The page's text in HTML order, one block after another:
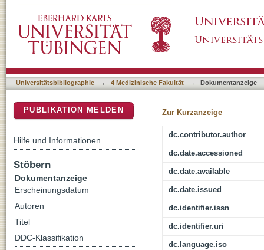
Universitätsbibliographie → 4 Medizinische Fakultät → Dokumentanzeige
Zur Kurzanzeige
dc.contributor.author
dc.date.accessioned
dc.date.available
dc.date.issued
dc.identifier.issn
dc.identifier.uri
dc.language.iso
PUBLIKATION MELDEN
Hilfe und Informationen
Stöbern
Dokumentanzeige
Erscheinungsdatum
Autoren
Titel
DDC-Klassifikation